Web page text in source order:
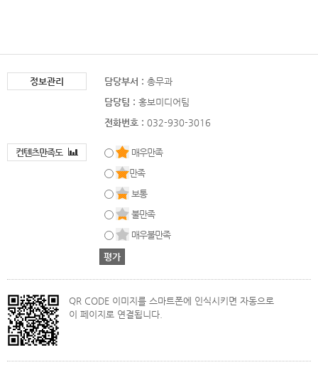
정보관리 담당부서 : 총무과
담당팀 : 홍보미디어팀
전화번호 : 032-930-3016
컨텐츠만족도
매우만족
만족
보통
불만족
매우불만족
QR CODE 이미지를 스마트폰에 인식시키면 자동으로
이 페이지로 연결됩니다.